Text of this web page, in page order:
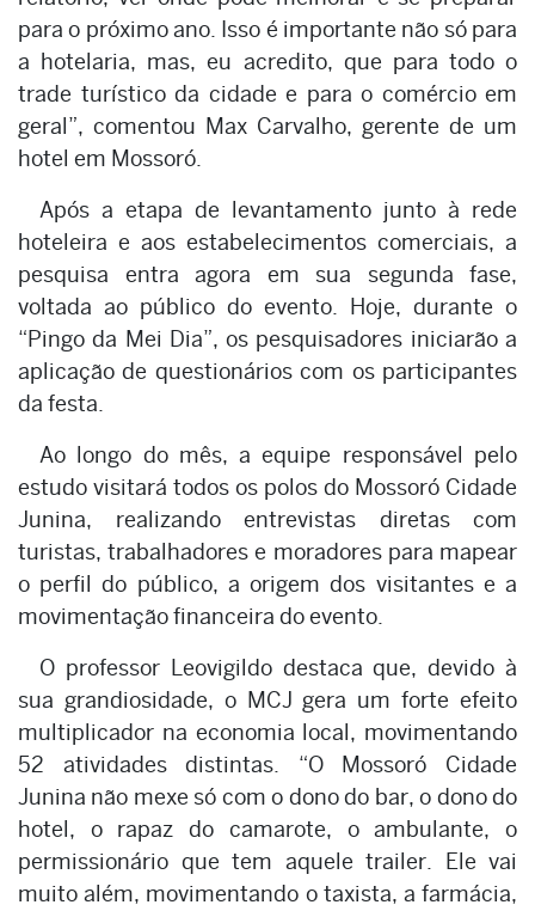
para o próximo ano. Isso é importante não só para
a hotelaria, mas, eu acredito, que para todo o
trade turístico da cidade e para o comércio em
geral”, comentou Max Carvalho, gerente de um
hotel em Mossoró.
Após a etapa de levantamento junto à rede
hoteleira e aos estabelecimentos comerciais, a
pesquisa entra agora em sua segunda fase,
voltada ao público do evento. Hoje, durante o
“Pingo da Mei Dia”, os pesquisadores iniciarão a
aplicação de questionários com os participantes
da festa.
Ao longo do mês, a equipe responsável pelo
estudo visitará todos os polos do Mossoró Cidade
Junina, realizando entrevistas diretas com
turistas, trabalhadores e moradores para mapear
o perfil do público, a origem dos visitantes e a
movimentação financeira do evento.
O professor Leovigildo destaca que, devido à
sua grandiosidade, o MCJ gera um forte efeito
multiplicador na economia local, movimentando
52 atividades distintas. “O Mossoró Cidade
Junina não mexe só com o dono do bar, o dono do
hotel, o rapaz do camarote, o ambulante, o
permissionário que tem aquele trailer. Ele vai
muito além, movimentando o taxista, a farmácia,